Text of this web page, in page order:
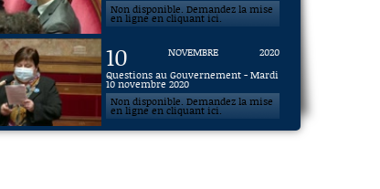
Non disponible. Demandez la mise
en ligne en cliquant ici.
10 NOVEMBRE
2020
Questions au Gouvernement - Mardi
10 novembre 2020
Non disponible. Demandez la mise
en ligne en cliquant ici.